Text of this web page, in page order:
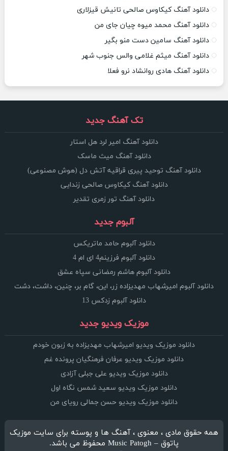
دانلود آهنگ کیکاوس صالحی تانیش قیزلاری
دانلود آهنگ محمد میوه چیان جای من
دانلود آهنگ سامین دست منو بگیر
دانلود آهنگ میثم غلامی والس جنوب شهر
دانلود آهنگ هادی روانشاد نرو فعلا
تک آهنگ جدید
دانلود آهنگ امیر لرد هل استار
دانلود آهنگ میث ماسک
دانلود آهنگ توحید پیری قراقیه آتش دل (هوش مصنوعی)
دانلود آهنگ کیکاوس صالحی زندایی
دانلود آهنگ تور زمری تقدیر
آلبوم جدید
دانلود آلبوم حامد ماتریکس
دانلود آلبوم فرزینم4 ای ام 4
دانلود آلبوم هاشم رمضانی سپاه عشق
دانلود آلبوم امیرشهاب مهدیزاده زر، این، گام بر، چنین، داشت، دشت
دانلود آلبوم زدکس 13
موزیک ویدیو جدید
دانلود موزیک ویدیو امیرشهاب مهدیزاده به زبون خودم
دانلود موزیک ویدیو عرفان فرهنگیان پرونده غم
دانلود موزیک ویدیو علی جبلی آزادی
دانلود موزیک ویدیو سعید شمس نگاه اول
دانلود موزیک ویدیو حسن جمالی رویای من
همه حقوق مادی ، معنوی ، آهنگ ها و پوسته برای سایت موزیک
پاتوق – Music Patogh محفوظ می باشد.